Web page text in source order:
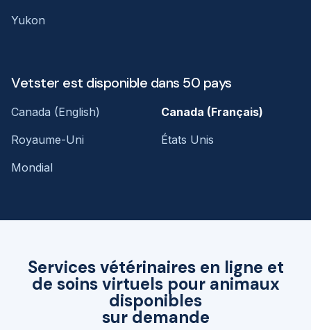
Services vétérinaires en ligne et
de soins virtuels pour animaux
disponibles
sur demande
Yukon
Vetster est disponible dans 50 pays
Canada (English)
Canada (Français)
Royaume-Uni
États Unis
Mondial